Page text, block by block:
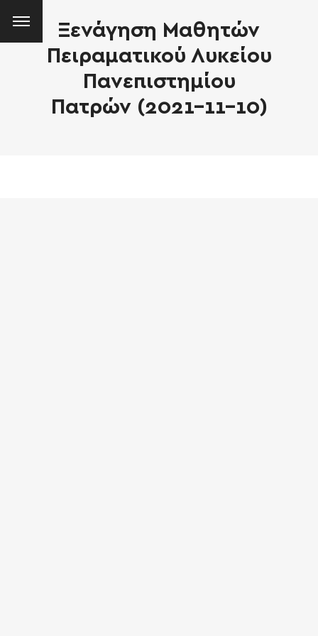
Ξενάγηση Μαθητών
Πειραματικού Λυκείου
Πανεπιστημίου
Πατρών (2021-11-10)